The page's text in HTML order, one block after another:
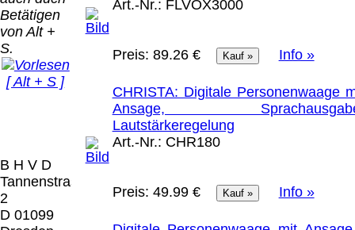
Betätigen
von Alt +
S.
[ Alt + S ]
B H V D
Tannenstrasse
2
D 01099
Art.-Nr.: FLVOX3000
Preis: 89.26 € Info »
CHRISTA: Digitale Personenwaage
Ansage,
Lautstärkeregelung
Art.-Nr.: CHR180
Preis: 49.99 € Info »
Der Versand erfolgt
Paket.
Selbstabholung
vom Büro oder
Ausstellungen:
0.00 €
Email z.B. einen
Lizenzschlüssel
und die
Rechnung /
Lieferschein. Sie
erhalten also
keinen
Die in diesem Dokument genannten
Warenzeichen sind Eigentum der jeweiligen